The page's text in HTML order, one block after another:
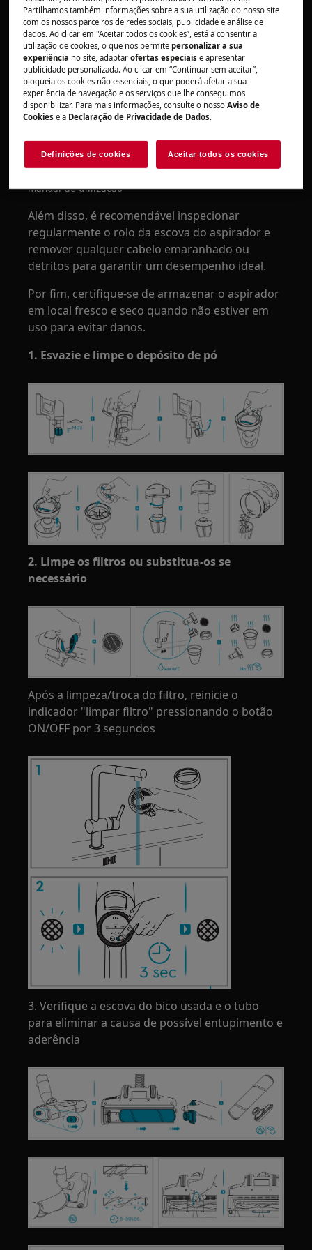
Animal 8000
Solução
Para manter o seu aspirador sem fio, é
importante esvaziar o depósito de pó quando
estiver cheio e limpar todos os filtros conforme
as instruções do . Se os filtros ficarem
desgastados, poderá ser necessário substituí-
los.
manual de utilização
Além disso, é recomendável inspecionar
regularmente o rolo da escova do aspirador e
remover qualquer cabelo emaranhado ou
detritos para garantir um desempenho ideal.
Por fim, certifique-se de armazenar o aspirador
em local fresco e seco quando não estiver em
uso para evitar danos.
1. Esvazie e limpe o depósito de pó
2. Limpe os filtros ou substitua-os se
necessário
Após a limpeza/troca do filtro, reinicie o
indicador "limpar filtro" pressionando o botão
ON/OFF por 3 segundos
3. Verifique a escova do bico usada e o tubo
para eliminar a causa de possível entupimento e
aderência
Partilhamos também informações sobre a sua utilização do nosso site
com os nossos parceiros de redes sociais, publicidade e análise de
dados. Ao clicar em "Aceitar todos os cookies”, está a consentir a
utilização de cookies, o que nos permitepersonalizar a sua
experiência no site, adaptarofertas especiaise apresentar
publicidade personalizada. Ao clicar em “Continuar sem aceitar”,
bloqueia os cookies não essenciais, o que poderá afetar a sua
experiência de navegação e os serviços que lhe conseguimos
disponibilizar. Para mais informações, consulte o nossoAviso de
Cookies e a Declaração de Privacidade de Dados.
Definições de cookies Aceitar todos os cookies